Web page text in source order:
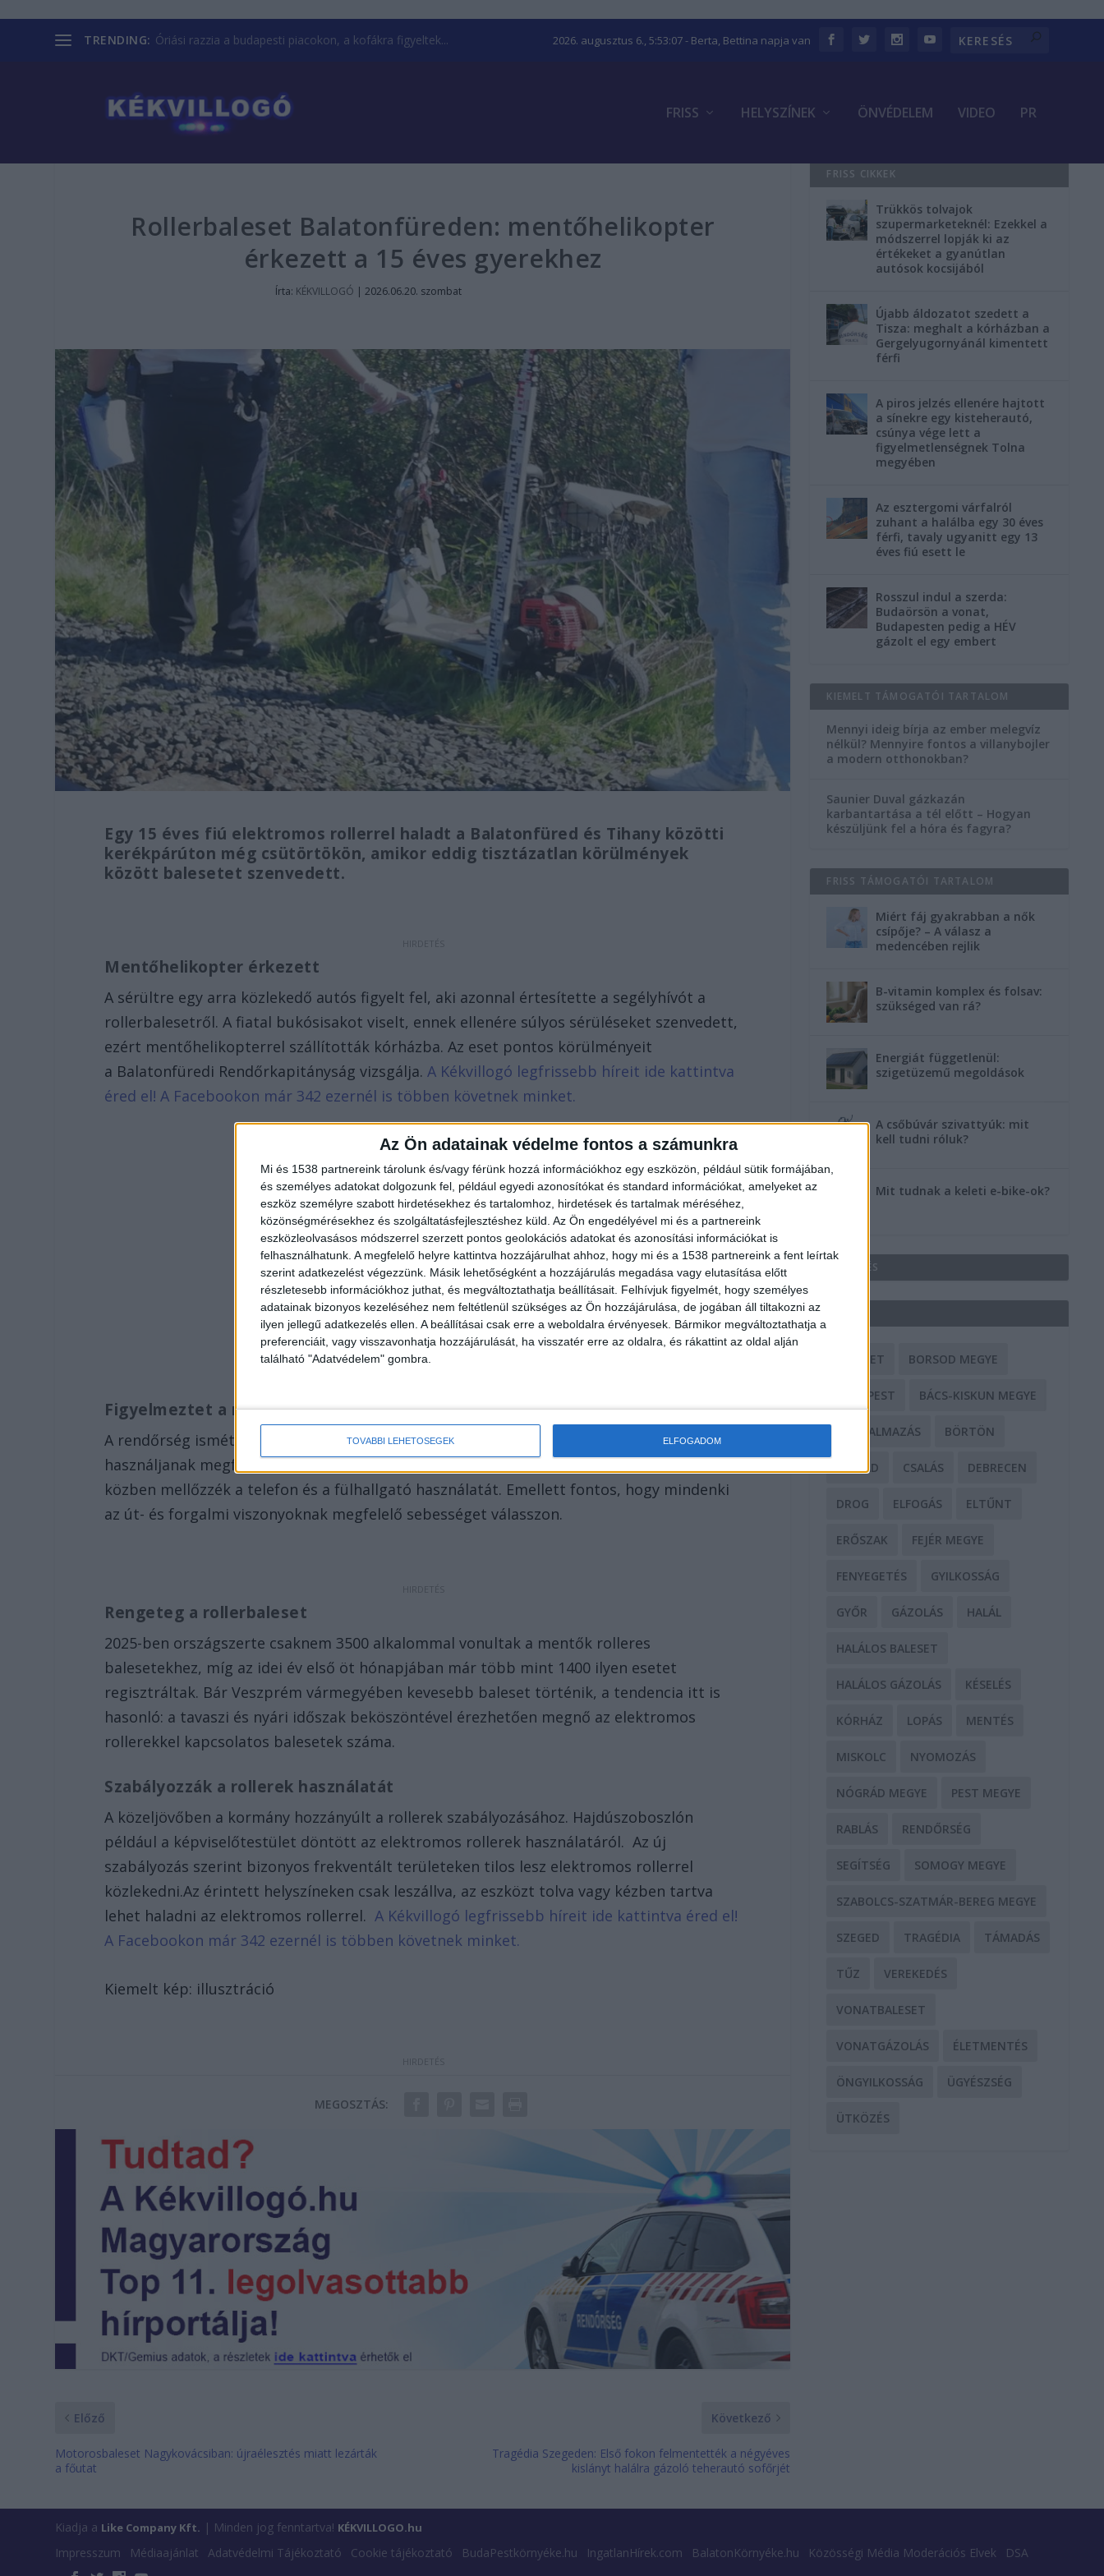
Az Ön adatainak védelme fontos a számunkra
Mi és 1538 partnereink tárolunk és/vagy férünk hozzá információkhoz egy eszközön, például sütik formájában,
és személyes adatokat dolgozunk fel, például egyedi azonosítókat és standard információkat, amelyeket az
eszköz személyre szabott hirdetésekhez és tartalomhoz, hirdetések és tartalmak méréséhez,
közönségmérésekhez és szolgáltatásfejlesztéshez küld. Az Ön engedélyével mi és a partnereink
eszközleolvasásos módszerrel szerzett pontos geolokációs adatokat és azonosítási információkat is
felhasználhatunk. A megfelelő helyre kattintva hozzájárulhat ahhoz, hogy mi és a 1538 partnereink a fent leírtak
szerint adatkezelést végezzünk. Másik lehetőségként a hozzájárulás megadása vagy elutasítása előtt
részletesebb információkhoz juthat, és megváltoztathatja beállításait. Felhívjuk figyelmét, hogy személyes
adatainak bizonyos kezeléséhez nem feltétlenül szükséges az Ön hozzájárulása, de jogában áll tiltakozni az
ilyen jellegű adatkezelés ellen. A beállításai csak erre a weboldalra érvényesek. Bármikor megváltoztathatja a
preferenciáit, vagy visszavonhatja hozzájárulását, ha visszatér erre az oldalra, és rákattint az oldal alján
található "Adatvédelem" gombra.
TOVÁBBI LEHETŐSÉGEK ELFOGADOM
TRENDING: Óriási razzia a budapesti piacokon, a kofákra figyeltek... 2026. augusztus 6., 5:53:08- Berta, Bettina napja van
FRISS HELYSZÍNEK ÖNVÉDELEM VIDEO PR
Rollerbaleset Balatonfüreden: mentőhelikopter
érkezett a 15 éves gyerekhez
Írta: KÉKVILLOGÓ | 2026.06.20. szombat
Egy 15 éves fiú elektromos rollerrel haladt a Balatonfüred és Tihany közötti
kerékpárúton még csütörtökön, amikor eddig tisztázatlan körülmények
között balesetet szenvedett.
Mentőhelikopter érkezett
A sérültre egy arra közlekedő autós figyelt fel, aki azonnal értesítette a segélyhívót a
rollerbalesetről. A fiatal bukósisakot viselt, ennek ellenére súlyos sérüléseket szenvedett,
ezért mentőhelikopterrel szállították kórházba. Az eset pontos körülményeit
a Balatonfüredi Rendőrkapitányság vizsgálja.A Kékvillogó legfrissebb híreit ide kattintva
éred el! A Facebookon már 342 ezernél is többen követnek minket.
Figyelmeztet a rendrőség
A rendőrség ismét arra kéri a közlekedőket, hogy tartsák be a közlekedési szabályokat,
használjanak megfelelő védőfelszerelést, ügyeljenek a jó láthatóságra, valamint vezetés
közben mellőzzék a telefon és a fülhallgató használatát. Emellett fontos, hogy mindenki
az út- és forgalmi viszonyoknak megfelelő sebességet válasszon.
Rengeteg a rollerbaleset
2025-ben országszerte csaknem 3500 alkalommal vonultak a mentők rolleres
balesetekhez, míg az idei év első öt hónapjában már több mint 1400 ilyen esetet
regisztráltak. Bár Veszprém vármegyében kevesebb baleset történik, a tendencia itt is
hasonló: a tavaszi és nyári időszak beköszöntével érezhetően megnő az elektromos
rollerekkel kapcsolatos balesetek száma.
Szabályozzák a rollerek használatát
A közeljövőben a kormány hozzányúlt a rollerek szabályozásához. Hajdúszoboszlón
például a képviselőtestület döntött az elektromos rollerek használatáról. Az új
szabályozás szerint bizonyos frekventált területeken tilos lesz elektromos rollerrel
közlekedni.Az érintett helyszíneken csak leszállva, az eszközt tolva vagy kézben tartva
lehet haladni az elektromos rollerrel.A Kékvillogó legfrissebb híreit ide kattintva éred el!
A Facebookon már 342 ezernél is többen követnek minket.
Kiemelt kép: illusztráció
MEGOSZTÁS:
Előző
Motorosbaleset Nagykovácsiban: újraélesztés miatt lezárták
a főutat
Következő
Tragédia Szegeden: Első fokon felmentették a négyéves
kislányt halálra gázoló teherautó sofőrjét
FRISS CIKKEK
Trükkös tolvajok
szupermarketeknél: Ezekkel a
módszerrel lopják ki az
értékeket a gyanútlan
autósok kocsijából
Újabb áldozatot szedett a
Tisza: meghalt a kórházban a
Gergelyugornyánál kimentett
férfi
A piros jelzés ellenére hajtott
a sínekre egy kisteherautó,
csúnya vége lett a
figyelmetlenségnek Tolna
megyében
Az esztergomi várfalról
zuhant a halálba egy 30 éves
férfi, tavaly ugyanitt egy 13
éves fiú esett le
Rosszul indul a szerda:
Budaörsön a vonat,
Budapesten pedig a HÉV
gázolt el egy embert
KIEMELT TÁMOGATÓI TARTALOM
Mennyi ideig bírja az ember melegvíz
nélkül? Mennyire fontos a villanybojler
a modern otthonokban?
Saunier Duval gázkazán
karbantartása a tél előtt – Hogyan
készüljünk fel a hóra és fagyra?
FRISS TÁMOGATÓI TARTALOM
Miért fáj gyakrabban a nők
csípője? – A válasz a
medencében rejlik
B-vitamin komplex és folsav:
szükséged van rá?
Energiát függetlenül:
szigetüzemű megoldások
A csőbúvár szivattyúk: mit
kell tudni róluk?
Mit tudnak a keleti e-bike-ok?
HIRDETÉS
BALESET BORSOD MEGYE
BUDAPEST BÁCS-KISKUN MEGYE
BÁNTALMAZÁS BÖRTÖN
CSALÁD CSALÁS DEBRECEN
DROG ELFOGÁS ELTŰNT
ERŐSZAK FEJÉR MEGYE
FENYEGETÉS GYILKOSSÁG
GYŐR GÁZOLÁS HALÁL
HALÁLOS BALESET
HALÁLOS GÁZOLÁS KÉSELÉS
KÓRHÁZ LOPÁS MENTÉS
MISKOLC NYOMOZÁS
NÓGRÁD MEGYE PEST MEGYE
RABLÁS RENDŐRSÉG
SEGÍTSÉG SOMOGY MEGYE
SZABOLCS-SZATMÁR-BEREG MEGYE
SZEGED TRAGÉDIA TÁMADÁS
TŰZ VEREKEDÉS
VONATBALESET
VONATGÁZOLÁS ÉLETMENTÉS
ÖNGYILKOSSÁG ÜGYÉSZSÉG
ÜTKÖZÉS
Kiadja a Like Company Kft. | Minden jog fenntartva! KÉKVILLOGO.hu
Impresszum Médiaajánlat Adatvédelmi Tájékoztató Cookie tájékoztató BudaPestkörnyéke.hu IngatlanHírek.com BalatonKörnyéke.hu Közösségi Média Moderációs Elvek DSA